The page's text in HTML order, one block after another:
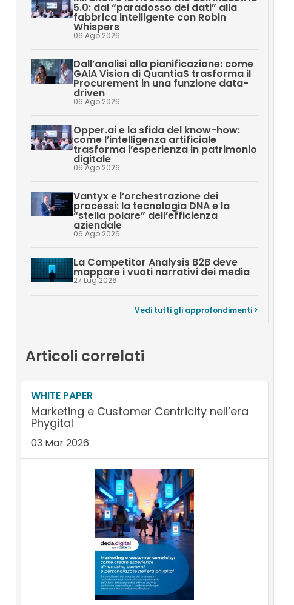
5.0: dal “paradosso dei dati” alla
fabbrica intelligente con Robin
Whispers
06 Ago 2026
Dall’analisi alla pianificazione: come
GAIA Vision di QuantiaS trasforma il
Procurement in una funzione data-
driven
06 Ago 2026
Opper.ai e la sfida del know-how:
come l’intelligenza artificiale
trasforma l’esperienza in patrimonio
digitale
06 Ago 2026
Vantyx e l’orchestrazione dei
processi: la tecnologia DNA e la
“stella polare” dell’efficienza
aziendale
06 Ago 2026
La Competitor Analysis B2B deve
mappare i vuoti narrativi dei media
27 Lug 2026
Vedi tutti gli approfondimenti >
Articoli correlati
WHITE PAPER
Marketing e Customer Centricity nell’era
Phygital
03 Mar 2026